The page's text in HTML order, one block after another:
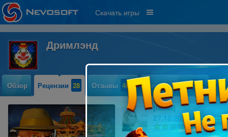
Скачать игры
Дримлэнд
Обзор Рецензии 28 Отзывы 464 Прохождение 325
[Лёлик]
27.12.2010 11:32
23